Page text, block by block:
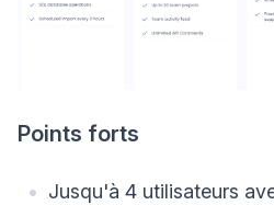
Points forts
Jusqu'à 4 utilisateurs